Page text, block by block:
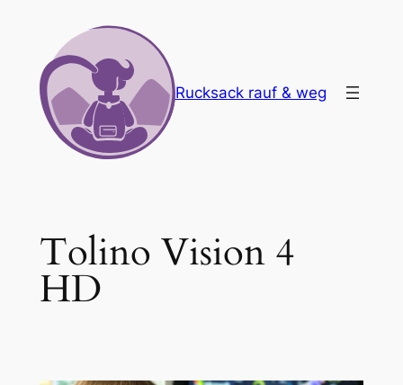
springen
Rucksack rauf & weg
Tolino Vision 4
HD